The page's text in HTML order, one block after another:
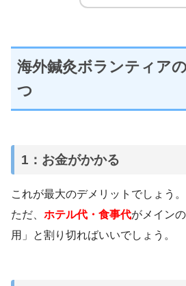
海外鍼灸ボランティア
つ
1：お金がかかる
これが最大のデメリットでしょう。
ただ、 ホテル代・食事代がメイン
用」と割り切ればいいでしょう。